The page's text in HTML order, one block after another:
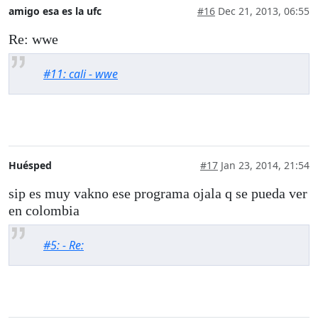
amigo esa es la ufc #16 Dec 21, 2013, 06:55
Re: wwe
#11: cali - wwe
Huésped #17 Jan 23, 2014, 21:54
sip es muy vakno ese programa ojala q se pueda ver
en colombia
#5: - Re: